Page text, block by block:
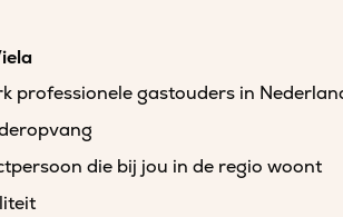
professionele gastouders in
die bij jou in de regio woont